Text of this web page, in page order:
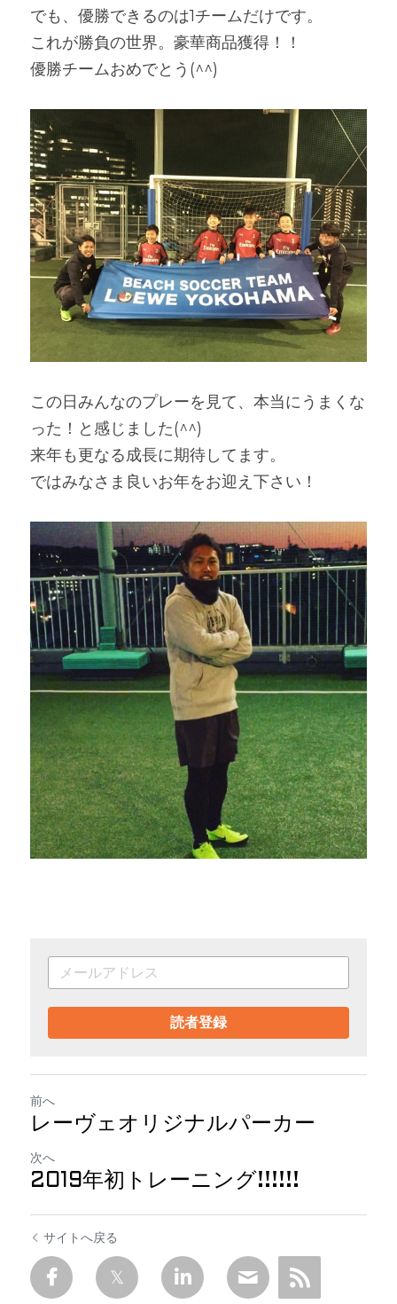
でも、優勝できるのは1チームだけです。
これが勝負の世界。豪華商品獲得！！
優勝チームおめでとう(^^)
この日みんなのプレーを見て、本当にうまくな
った！と感じました(^^)
来年も更なる成長に期待してます。
ではみなさま良いお年をお迎え下さい！
読者登録
前へ
レーヴェオリジナルパーカー
次へ
2019年初トレーニング!!!!!!
サイトへ戻る